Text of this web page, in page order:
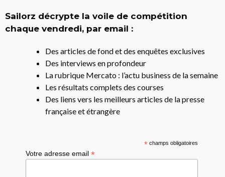
Sailorz décrypte la voile de compétition
chaque vendredi, par email :
Des articles de fond et des enquêtes exclusives
Des interviews en profondeur
La rubrique Mercato : l’actu business de la semaine
Les résultats complets des courses
Des liens vers les meilleurs articles de la presse
française et étrangère
*champs obligatoires
Votre adresse email*